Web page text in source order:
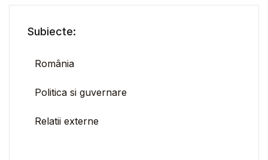
Subiecte:
România
Politica si guvernare
Relatii externe